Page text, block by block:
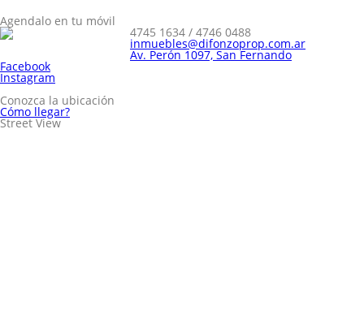
Agendalo en tu móvil
4745 1634 / 4746 0488
inmuebles@difonzoprop.com.ar
Av. Perón 1097, San Fernando
Facebook
Instagram
Conozca la ubicación
Cómo llegar?
Street View